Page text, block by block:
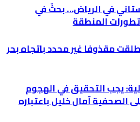
في الرياض… بحثٌ في
المنطقة
مقذوفا غير محدد باتجاه بحر
يجب التحقيق في الهجوم
الصحفية آمال خليل باعتباره